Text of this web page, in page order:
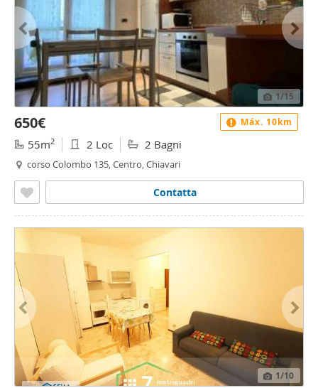
1/15
650€
55m2 2 Loc 2 Bagni
corso Colombo 135, Centro, Chiavari
Contatta
Máx. 10km
1/10